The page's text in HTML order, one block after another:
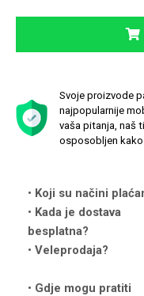
Svoje proizvode
najpopularnije
vaša pitanja, naš
osposobljen kako
Koji su načini
Kada je dostava
besplatna?
Veleprodaja?
Gdje mogu pratiti
Quotes Collection